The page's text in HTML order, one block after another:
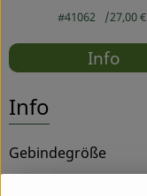
#41062 27,00 €
Info
Info
Gebindegröße